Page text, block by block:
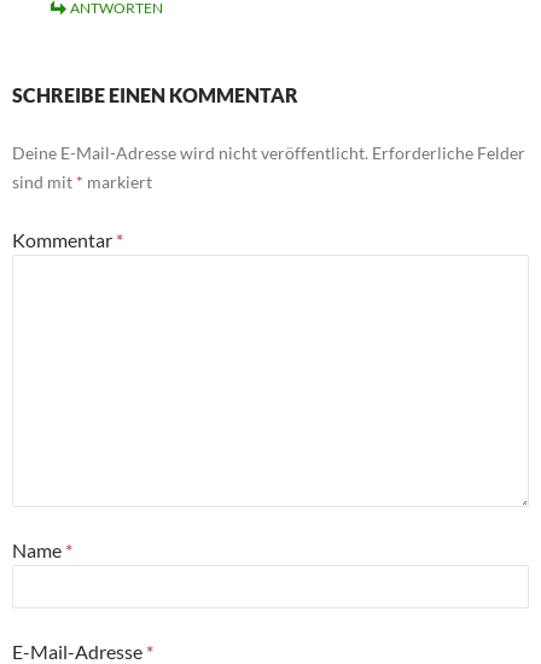
ANTWORTEN
SCHREIBE EINEN KOMMENTAR
Deine E-Mail-Adresse wird nicht veröffentlicht. Erforderliche Felder
sind mit * markiert
Kommentar *
Name *
E-Mail-Adresse *